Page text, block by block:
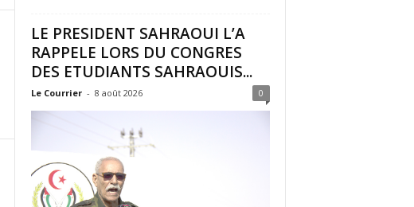
LE PRESIDENT SAHRAOUI L’A
RAPPELE LORS DU CONGRES
DES ETUDIANTS SAHRAOUIS...
Le Courrier - 8 août 2026 0